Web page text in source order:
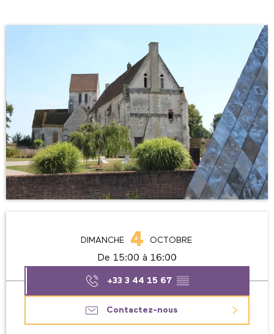
DIMANCHE 4 OCTOBRE
De 15:00 à 16:00
+33 3 44 15 67 ▒▒
Contactez-nous